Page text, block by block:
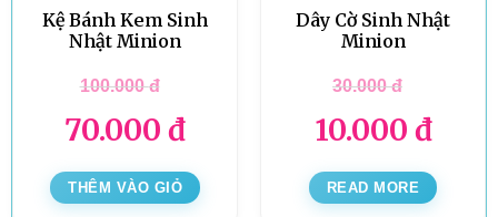
Kệ Bánh Kem Sinh
Nhật Minion
100.000đ
70.000 đ
THÊM VÀO GIỎ
Dây Cờ Sinh Nhật
Minion
30.000đ
10.000 đ
READ MORE